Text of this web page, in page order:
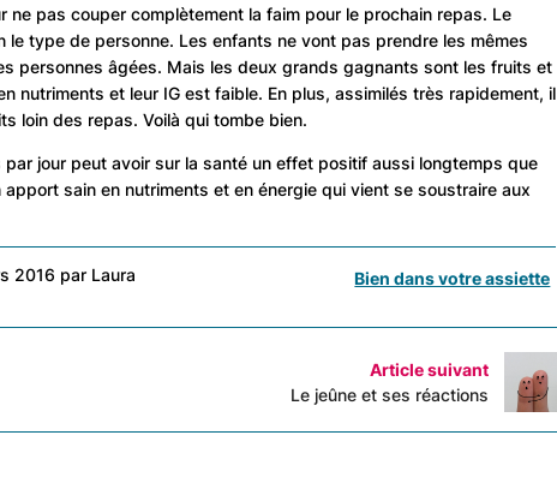
ne pas couper complètement la faim pour le prochain repas. Le
le type de personne. Les enfants ne vont pas prendre les mêmes
personnes âgées. Mais les deux grands gagnants sont les fruits et
nutriments et leur IG est faible. En plus, assimilés très rapidement, il
loin des repas. Voilà qui tombe bien.
par jour peut avoir sur la santé un effet positif aussi longtemps que
sain en nutriments et en énergie qui vient se soustraire aux
2016 par Laura
Bien dans votre assiette
Article suivant
Le jeûne et ses réactions